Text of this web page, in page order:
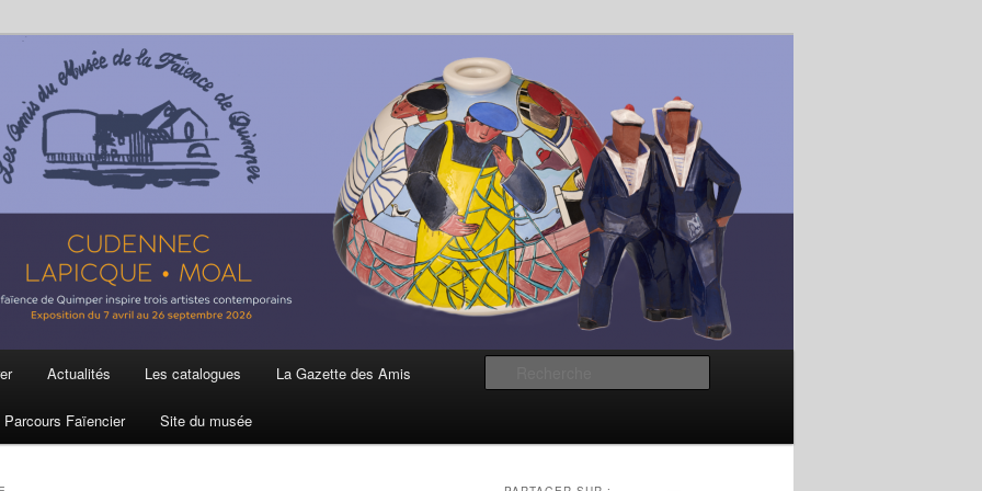
et de la Faïence de Quimper
Actualités Les catalogues La Gazette des Amis
Parcours Faïencier Site du musée